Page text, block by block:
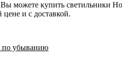
можете купить светильники
и с доставкой.